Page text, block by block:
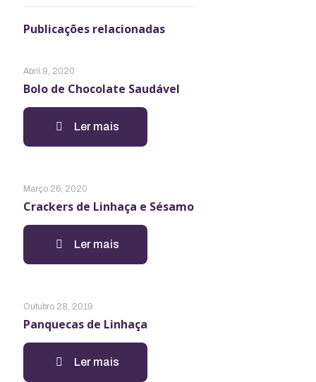
Publicações relacionadas
Abril 9, 2020
Bolo de Chocolate Saudável
Ler mais
Março 26, 2020
Crackers de Linhaça e Sésamo
Ler mais
Outubro 28, 2019
Panquecas de Linhaça
Ler mais